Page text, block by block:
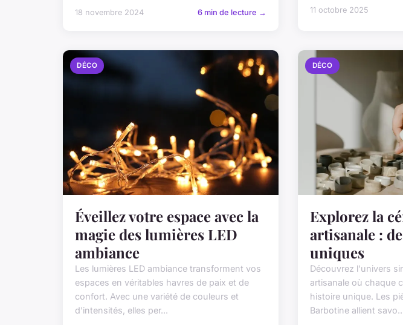
18 novembre 2024 6 min de lecture → 11 octobre 2025
DÉCO
Éveillez votre espace avec la
magie des lumières LED
ambiance
Les lumières LED ambiance transforment vos
espaces en véritables havres de paix et de
confort. Avec une variété de couleurs et
d'intensités, elles per...
DÉCO
Explorez la
artisanale :
uniques
Découvrez l'univers
artisanale où chaque
histoire unique. Les
Barbotine allient